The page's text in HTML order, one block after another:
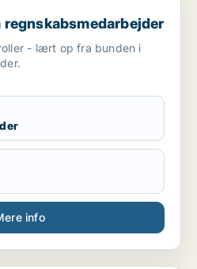
- lært op fra bunden i
info